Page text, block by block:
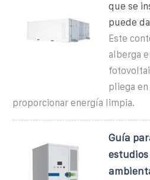
que se
puede
Este
alberga
pliega
proporcionar energía limpia.
Guía